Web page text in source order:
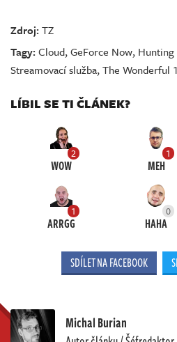
Zdroj:TZ
Tagy:Cloud,GeForce Now,
Streamovací služba,The Wonderful
LÍBIL SE TI ČLÁNEK?
2
WOW
1
MEH
1
ARRGG
0
HAHA
SDÍLET NA FACEBOOK
Michal Burian